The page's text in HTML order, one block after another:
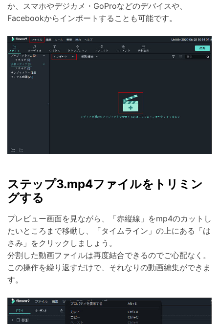
か、スマホやデジカメ・GoProなどのデバイスや、
Facebookからインポートすることも可能です。
ステップ3.mp4ファイルをトリミン
グする
プレビュー画面を見ながら、「赤縦線」をmp4のカットし
たいところまで移動し、「タイムライン」の上にある「は
さみ」をクリックしましょう。
分割した動画ファイルは再度結合できるのでご心配なく。
この操作を繰り返すだけで、それなりの動画編集ができま
す。